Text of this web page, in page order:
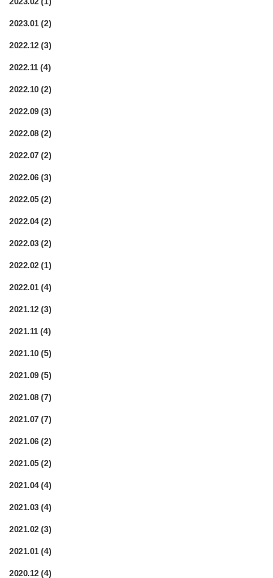
2023.01(2)
2022.12(3)
2022.11(4)
2022.10(2)
2022.09(3)
2022.08(2)
2022.07(2)
2022.06(3)
2022.05(2)
2022.04(2)
2022.03(2)
2022.02(1)
2022.01(4)
2021.12(3)
2021.11(4)
2021.10(5)
2021.09(5)
2021.08(7)
2021.07(7)
2021.06(2)
2021.05(2)
2021.04(4)
2021.03(4)
2021.02(3)
2021.01(4)
2020.12(4)